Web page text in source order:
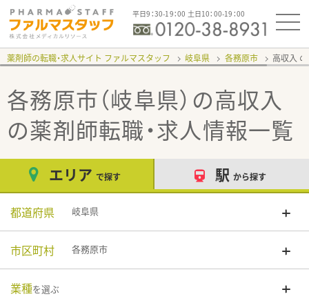
平日9：30-19：00 土日10：00-19：00
薬剤師の転職・求人サイト ファルマスタッフ 岐阜県 各務原市 高収入
各務原市（岐阜県）の高収入
の薬剤師転職・求人情報一覧
エリア で探す 駅 から探す
都道府県 岐阜県
市区町村 各務原市
業種を選ぶ